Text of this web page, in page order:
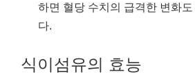
하면 혈당 수치의 급격한 변화
다.
식이섬유의 효능